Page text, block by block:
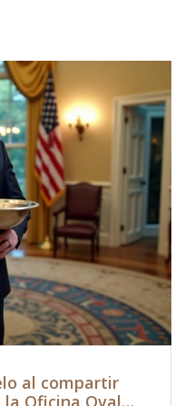
al compartir
Oficina Oval